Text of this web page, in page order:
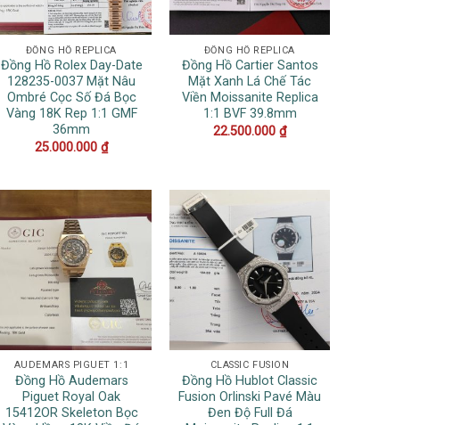
ĐỒNG HỒ REPLICA
Đồng Hồ Rolex Day-Date
128235-0037 Mặt Nâu
Ombré Cọc Số Đá Bọc
Vàng 18K Rep 1:1 GMF
36mm
25.000.000 ₫
ĐỒNG HỒ REPLICA
Đồng Hồ Cartier Santos
Mặt Xanh Lá Chế Tác
Viền Moissanite Replica
1:1 BVF 39.8mm
22.500.000 ₫
AUDEMARS PIGUET 1:1
Đồng Hồ Audemars
Piguet Royal Oak
15412OR Skeleton Bọc
CLASSIC FUSION
Đồng Hồ Hublot Classic
Fusion Orlinski Pavé Màu
Đen Độ Full Đá